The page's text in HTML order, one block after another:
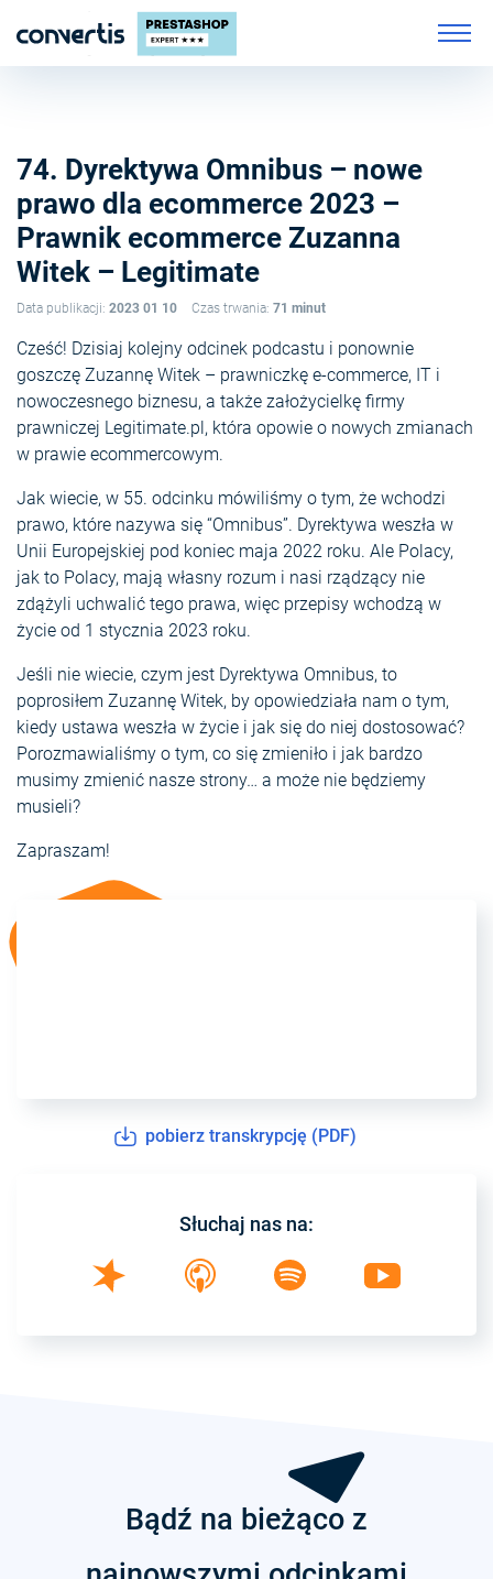
74. Dyrektywa Omnibus – nowe
prawo dla ecommerce 2023 –
Prawnik ecommerce Zuzanna
Witek – Legitimate
Data publikacji: 2023 01 10 Czas trwania: 71 minut
Cześć! Dzisiaj kolejny odcinek podcastu i ponownie
goszczę Zuzannę Witek – prawniczkę e-commerce, IT i
nowoczesnego biznesu, a także założycielkę firmy
prawniczej Legitimate.pl, która opowie o nowych zmianach
w prawie ecommercowym.
Jak wiecie, w 55. odcinku mówiliśmy o tym, że wchodzi
prawo, które nazywa się “Omnibus”. Dyrektywa weszła w
Unii Europejskiej pod koniec maja 2022 roku. Ale Polacy,
jak to Polacy, mają własny rozum i nasi rządzący nie
zdążyli uchwalić tego prawa, więc przepisy wchodzą w
życie od 1 stycznia 2023 roku.
Jeśli nie wiecie, czym jest Dyrektywa Omnibus, to
poprosiłem Zuzannę Witek, by opowiedziała nam o tym,
kiedy ustawa weszła w życie i jak się do niej dostosować?
Porozmawialiśmy o tym, co się zmieniło i jak bardzo
musimy zmienić nasze strony… a może nie będziemy
musieli?
Zapraszam!
pobierz transkrypcję (PDF)
Słuchaj nas na:
Bądź na bieżąco z